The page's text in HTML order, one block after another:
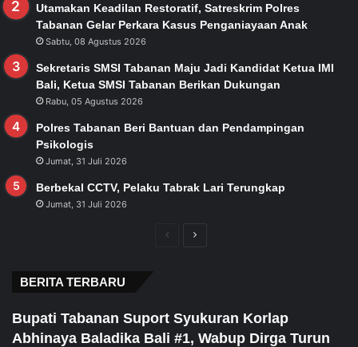
Utamakan Keadilan Restoratif, Satreskrim Polres
Tabanan Gelar Perkara Kasus Penganiayaan Anak
Sabtu, 08 Agustus 2026
Sekretaris SMSI Tabanan Maju Jadi Kandidat Ketua IMI
Bali, Ketua SMSI Tabanan Berikan Dukungan
Rabu, 05 Agustus 2026
Polres Tabanan Beri Bantuan dan Pendampingan
Psikologis
Jumat, 31 Juli 2026
Berbekal CCTV, Pelaku Tabrak Lari Terungkap
Jumat, 31 Juli 2026
PreviousNext
BERITA TERBARU
Bupati Tabanan Suport Syukuran Korlap
Abhinaya Baladika Bali #1, Wabup Dirga Turun